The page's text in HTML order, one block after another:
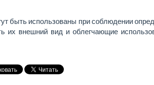
быть использованы при соблюдении
их внешний вид и облегчающие